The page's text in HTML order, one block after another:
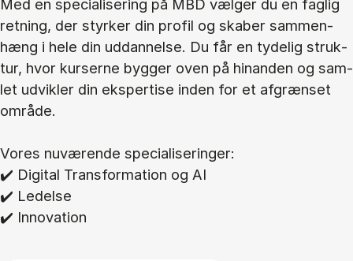
Med en spe­ci­a­li­se­ring på MBD væl­ger du en fag­lig
ret­ning, der styr­ker din pro­fil og ska­ber sam­men­
hæng i hele din ud­dan­nel­se. Du får en ty­de­lig struk­
tur, hvor kur­ser­ne byg­ger oven på hin­an­den og sam­
let ud­vik­ler din eks­per­ti­se in­den for et af­græn­set
om­rå­de.
Vo­res nu­væ­ren­de spe­ci­a­li­se­rin­ger:
✔️ Di­gi­tal Trans­for­ma­tion og AI
✔️ Le­del­se
✔️ In­nova­tion